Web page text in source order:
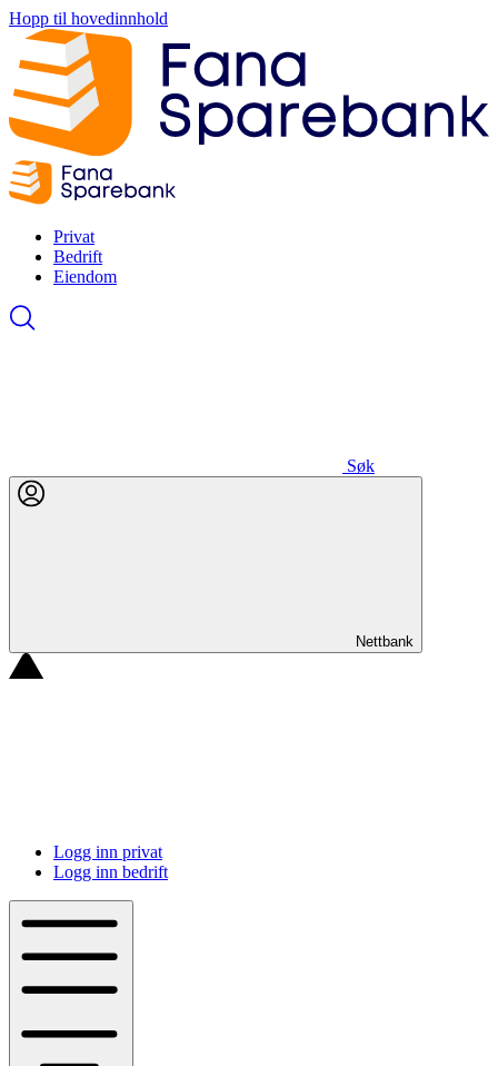
Hopp til hovedinnhold
Privat
Bedrift
Eiendom
Søk
Nettbank
Logg inn privat
Logg inn bedrift